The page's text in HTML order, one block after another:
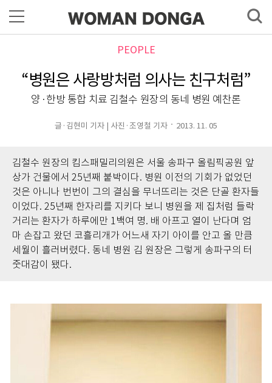
PEOPLE
“병원은 사랑방처럼 의사는 친구처럼”
양·한방 통합 치료 김철수 원장의 동네 병원 예찬론
글·김현미 기자 | 사진·조영철 기자 2013. 11. 05
김철수 원장의 킴스패밀리의원은 서울 송파구 올림픽공원 앞
상가 건물에서 25년째 붙박이다. 병원 이전의 기회가 없었던
것은 아니나 번번이 그의 결심을 무너뜨리는 것은 단골 환자들
이었다. 25년째 한자리를 지키다 보니 병원을 제 집처럼 들락
거리는 환자가 하루에만 1백여 명. 배 아프고 열이 난다며 엄
마 손잡고 왔던 코흘리개가 어느새 자기 아이를 안고 올 만큼
세월이 흘러버렸다. 동네 병원 김 원장은 그렇게 송파구의 터
줏대감이 됐다.